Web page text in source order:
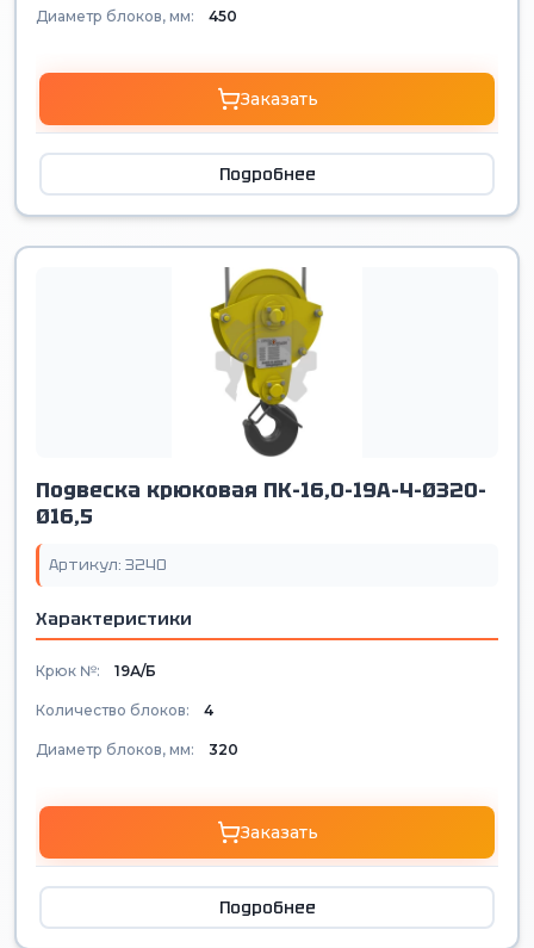
Диаметр блоков, мм: 450
Заказать
Подробнее
Подвеска крюковая ПК-16,0-19А-4-Ø320-
Ø16,5
Артикул: 3240
Характеристики
Крюк №: 19А/Б
Количество блоков: 4
Диаметр блоков, мм: 320
Заказать
Подробнее